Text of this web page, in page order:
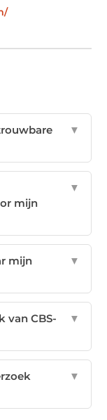
▼
mijn
▼
mijn
▼
van CBS-
▼
▼